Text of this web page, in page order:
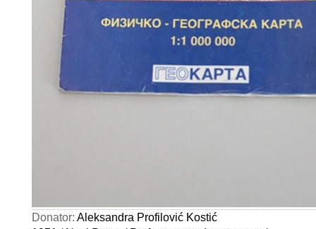
Donator: Aleksandra Profilović Kostić